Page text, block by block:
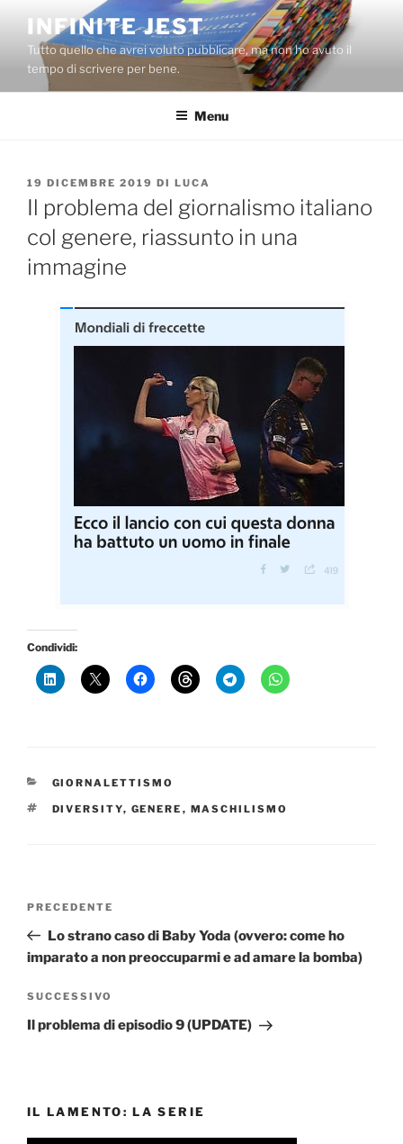
contenuto
INFINITE JEST
Tutto quello che avrei voluto pubblicare, ma non ho avuto il
tempo di scrivere per bene.
Menu
PUBBLICATO
IL
19 DICEMBRE 2019 DI LUCA
Il problema del giornalismo italiano
col genere, riassunto in una
immagine
Condividi:
CATEGORIE
GIORNALETTISMO
TAG
DIVERSITY, GENERE , MASCHILISMO
Articolo
precedente:
PRECEDENTE
Lo strano caso di Baby Yoda (ovvero: come ho
imparato a non preoccuparmi e ad amare la bomba)
Articolo
successivo
SUCCESSIVO
Il problema di episodio 9 (UPDATE)
IL LAMENTO: LA SERIE